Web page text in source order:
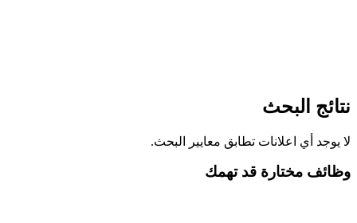
نتائج البحث
لا يوجد أي اعلانات تطابق معايير البحث.
وظائف مختارة قد تهمك